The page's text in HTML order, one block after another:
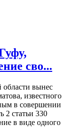
сво...
вынес
известного
в совершении
2 статьи 330
в виде одного